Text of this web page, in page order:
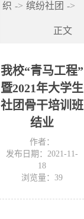
织 -> 缤纷社团 ->
正文
我校“青马工程”
暨2021年大学生
社团骨干培训班
结业
作者：
发布日期：2021-11-
18
浏览量： 39